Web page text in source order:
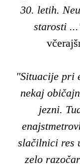
30. letih.
starosti
"Situacije pri
nekaj
jezni.
slačilnici res
zelo